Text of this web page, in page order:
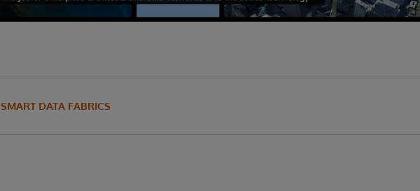
SMART DATA FABRICS